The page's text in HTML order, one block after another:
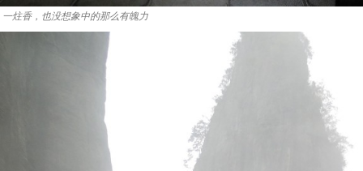
一炷香，也没想象中的那么有魄力